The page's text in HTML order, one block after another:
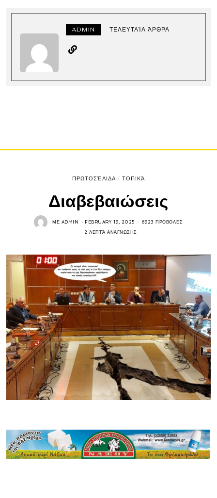
ADMIN ΤΕΛΕΥΤΑΊΑ ΆΡΘΡΑ
ΠΡΩΤΟΣΈΛΙΔΑ / ΤΟΠΙΚΆ
Διαβεβαιώσεις
ΜΕ ADMIN FEBRUARY 19, 2025 6923 ΠΡΟΒΟΛΈΣ
2 ΛΕΠΤΆ ΑΝΆΓΝΩΣΗΣ